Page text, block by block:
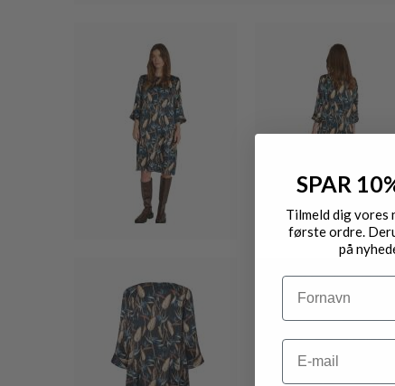
SPAR
Tilmeld dig vores
første ordre.
på
Navn
Email